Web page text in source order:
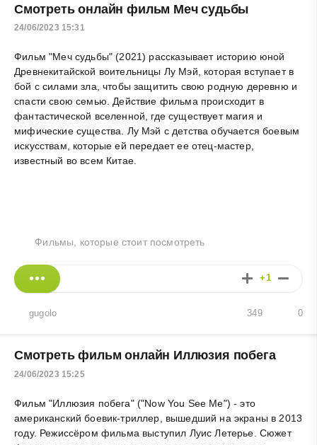
Смотреть онлайн фильм Меч судьбы
24/06/2023 15:31
Фильм "Меч судьбы" (2021) рассказывает историю юной
Древнекитайской воительницы Лу Мэй, которая вступает в
бой с силами зла, чтобы защитить свою родную деревню и
спасти свою семью. Действие фильма происходит в
фантастической вселенной, где существует магия и
мифические существа. Лу Мэй с детства обучается боевым
искусствам, которые ей передает ее отец-мастер,
известный во всем Китае.
Фильмы, которые стоит посмотреть
+1
gugolo 0
349
Смотреть фильм онлайн Иллюзия побега
24/06/2023 15:25
Фильм "Иллюзия побега" ("Now You See Me") - это
американский боевик-триллер, вышедший на экраны в 2013
году. Режиссёром фильма выступил Луис Летерье. Сюжет